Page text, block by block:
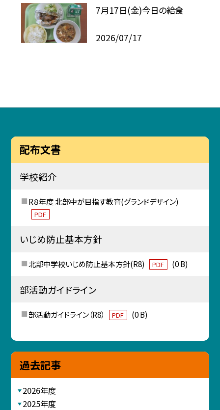
7月17日(金)今日の給食
2026/07/17
配布文書
学校紹介
R８年度 北部中が目指す教育(グランドデザイン)
PDF
いじめ防止基本方針
北部中学校いじめ防止基本方針(R8) PDF (0 B)
部活動ガイドライン
部活動ガイドライン（R8） PDF (0 B)
過去記事
2026年度
2025年度